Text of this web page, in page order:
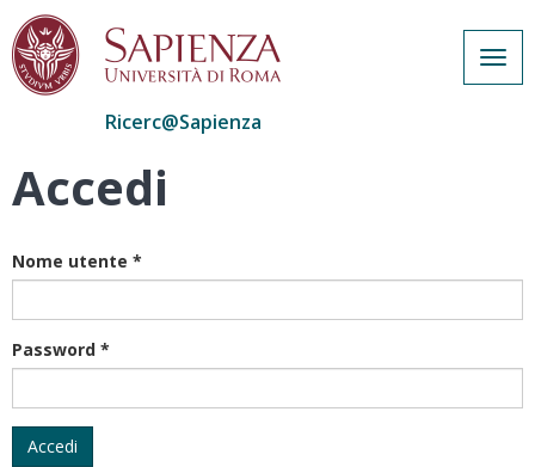
Salta
Ricerc@Sapienza
Accedi
Nome utente *
Password *
Accedi